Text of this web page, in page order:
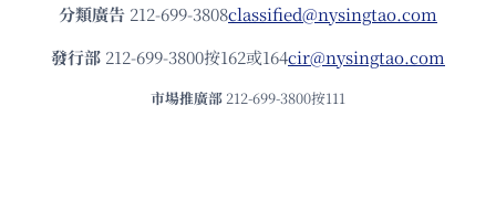
分類廣告 212-699-3808classified@nysingtao.com
發⾏部 212-699-3800按162或164cir@nysingtao.com
市場推廣部 212-699-3800按111